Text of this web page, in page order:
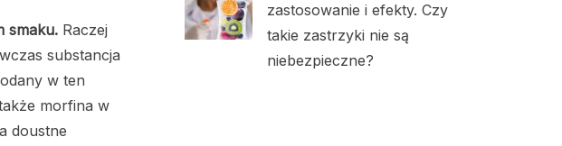
smaku. Raczej
substancja
w ten
morfina w
doustne
zastosowanie i efekty. Czy
takie zastrzyki nie są
niebezpieczne?